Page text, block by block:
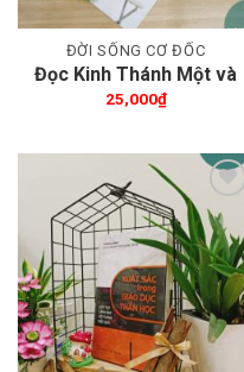
ĐỜI SỐNG CƠ ĐỐC
Đọc Kinh Thánh Một và
Một
25,000₫
Thêm wishlist